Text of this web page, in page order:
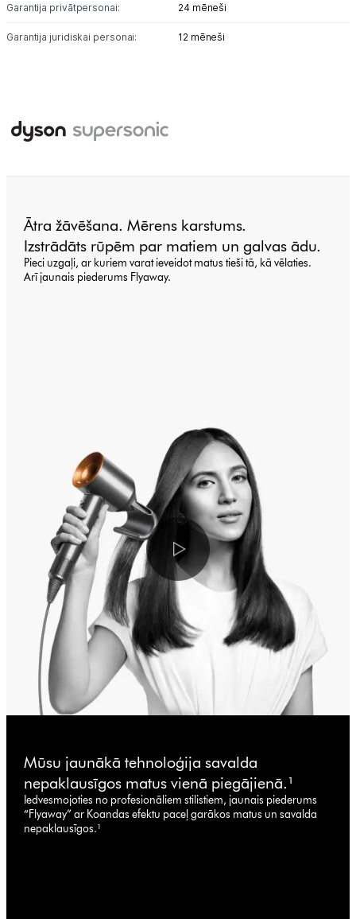
Garantija privātpersonai: 24 mēneši
Garantija juridiskai personai: 12 mēneši
Ātra žāvēšana. Mērens karstums.
Izstrādāts rūpēm par matiem un galvas ādu.
Pieci uzgaļi, ar kuriem varat ieveidot matus tieši tā, kā vēlaties.
Arī jaunais piederums Flyaway.
Mūsu jaunākā tehnoloģija savalda
nepaklausīgos matus vienā piegājienā.¹
Iedvesmojoties no profesionāliem stilistiem, jaunais piederums
“Flyaway” ar Koandas efektu paceļ garākos matus un savalda
nepaklausīgos.¹